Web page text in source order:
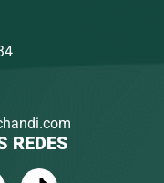
REDES
T